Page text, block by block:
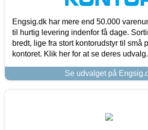
Engsig.dk har mere end 50.000
til hurtig levering indenfor få dage.
bredt, lige fra stort kontorudstyr til små
kontoret. Klik her for at se deres udvalg.
Se udvalget på